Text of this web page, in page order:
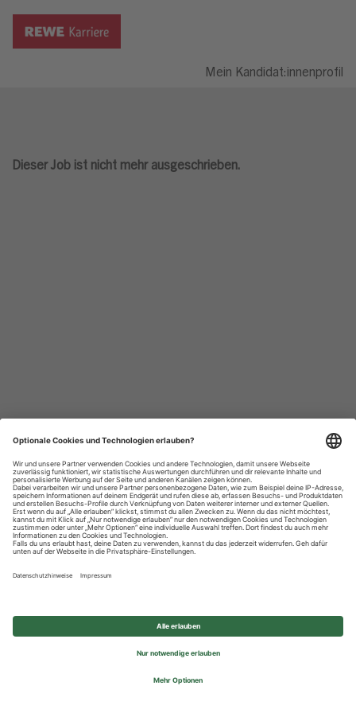
Mein Kandidat:innenprofil
Dieser Job ist nicht mehr ausgeschrieben.
Datenschutzhinweise
Impressum
Privatsphäre-Einstellungen
© 2026 REWE Group - All rights reserved